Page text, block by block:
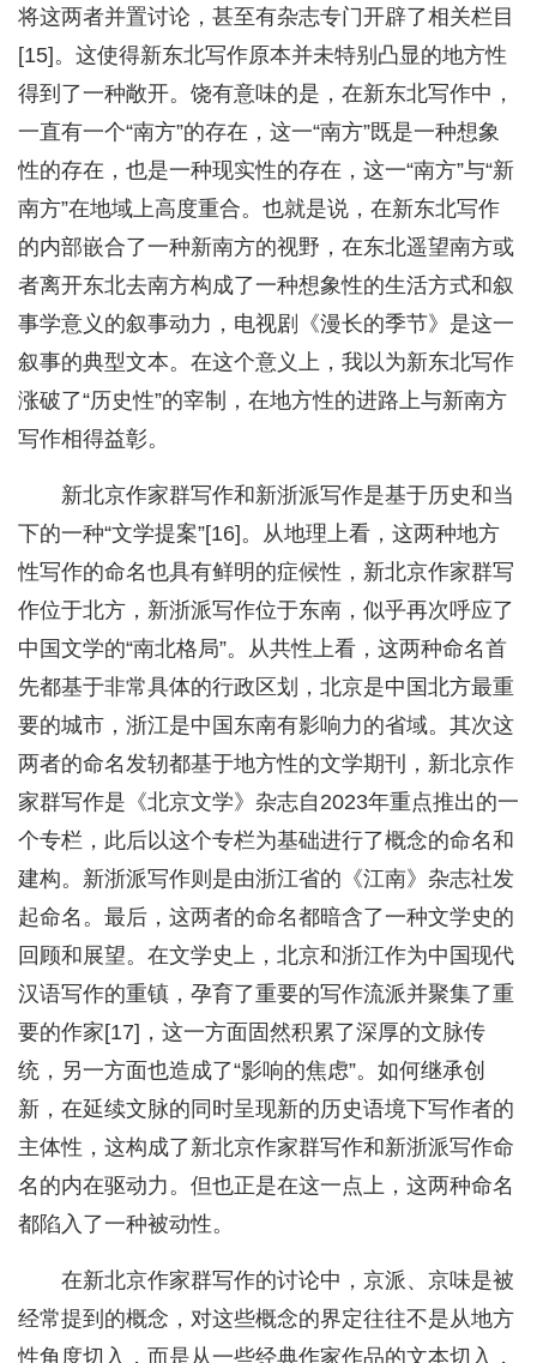
将这两者并置讨论，甚至有杂志专门开辟了相关栏目
[15]。这使得新东北写作原本并未特别凸显的地方性
得到了一种敞开。饶有意味的是，在新东北写作中，
一直有一个“南方”的存在，这一“南方”既是一种想象
性的存在，也是一种现实性的存在，这一“南方”与“新
南方”在地域上高度重合。也就是说，在新东北写作
的内部嵌合了一种新南方的视野，在东北遥望南方或
者离开东北去南方构成了一种想象性的生活方式和叙
事学意义的叙事动力，电视剧《漫长的季节》是这一
叙事的典型文本。在这个意义上，我以为新东北写作
涨破了“历史性”的宰制，在地方性的进路上与新南方
写作相得益彰。
新北京作家群写作和新浙派写作是基于历史和当
下的一种“文学提案”[16]。从地理上看，这两种地方
性写作的命名也具有鲜明的症候性，新北京作家群写
作位于北方，新浙派写作位于东南，似乎再次呼应了
中国文学的“南北格局”。从共性上看，这两种命名首
先都基于非常具体的行政区划，北京是中国北方最重
要的城市，浙江是中国东南有影响力的省域。其次这
两者的命名发轫都基于地方性的文学期刊，新北京作
家群写作是《北京文学》杂志自2023年重点推出的一
个专栏，此后以这个专栏为基础进行了概念的命名和
建构。新浙派写作则是由浙江省的《江南》杂志社发
起命名。最后，这两者的命名都暗含了一种文学史的
回顾和展望。在文学史上，北京和浙江作为中国现代
汉语写作的重镇，孕育了重要的写作流派并聚集了重
要的作家[17]，这一方面固然积累了深厚的文脉传
统，另一方面也造成了“影响的焦虑”。如何继承创
新，在延续文脉的同时呈现新的历史语境下写作者的
主体性，这构成了新北京作家群写作和新浙派写作命
名的内在驱动力。但也正是在这一点上，这两种命名
都陷入了一种被动性。
在新北京作家群写作的讨论中，京派、京味是被
经常提到的概念，对这些概念的界定往往不是从地方
性角度切入，而是从一些经典作家作品的文本切入，